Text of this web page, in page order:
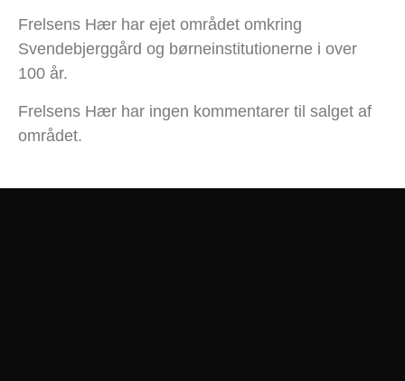
Frelsens Hær har ejet området omkring
Svendebjerggård og børneinstitutionerne i over
100 år.
Frelsens Hær har ingen kommentarer til salget af
området.